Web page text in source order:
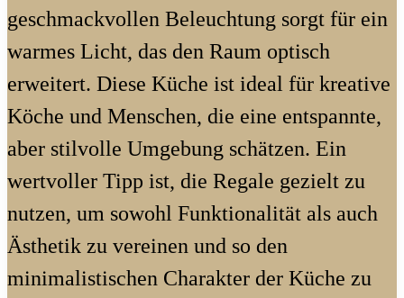
geschmackvollen Beleuchtung sorgt für ein
warmes Licht, das den Raum optisch
erweitert. Diese Küche ist ideal für kreative
Köche und Menschen, die eine entspannte,
aber stilvolle Umgebung schätzen. Ein
wertvoller Tipp ist, die Regale gezielt zu
nutzen, um sowohl Funktionalität als auch
Ästhetik zu vereinen und so den
minimalistischen Charakter der Küche zu